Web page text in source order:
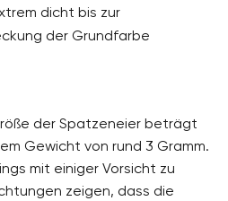
dicht bis zur
der Grundfarbe
der Spatzeneier beträgt
Gewicht von rund 3 Gramm.
mit einiger Vorsicht zu
zeigen, dass die